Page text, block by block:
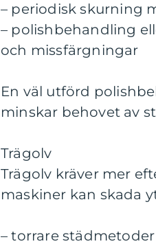
– periodisk skurning
– polishbehandling
och missfärgningar
En väl utförd
minskar behovet av
Trägolv
Trägolv kräver mer
maskiner kan skada
– torrare